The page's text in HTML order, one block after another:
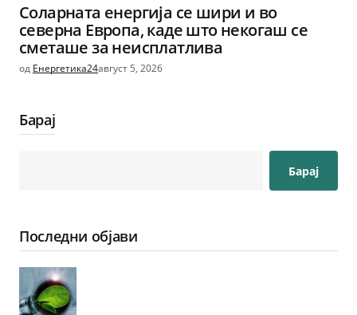
Соларната енергија се шири и во
северна Европа, каде што некогаш се
сметаше за неисплатлива
од Енергетика24август 5, 2026
Барај
Барај
Последни објави